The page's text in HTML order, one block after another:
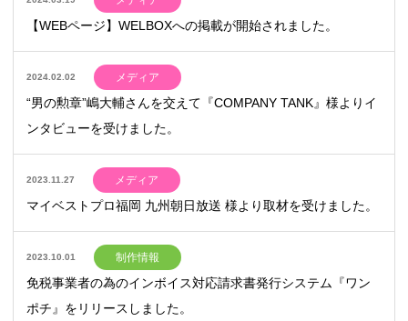
【WEBページ】WELBOXへの掲載が開始されました。
2024.02.02 メディア
“男の勲章”嶋大輔さんを交えて『COMPANY TANK』様よりイ
ンタビューを受けました。
2023.11.27 メディア
マイベストプロ福岡 九州朝日放送 様より取材を受けました。
2023.10.01 制作情報
免税事業者の為のインボイス対応請求書発行システム『ワン
ポチ』をリリースしました。